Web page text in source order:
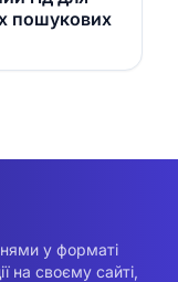
пошукових
у форматі
на своєму сайті,